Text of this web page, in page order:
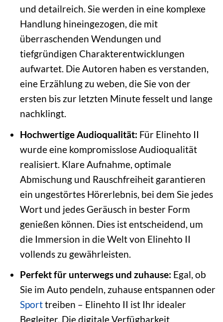
und detailreich. Sie werden in eine komplexe
Handlung hineingezogen, die mit
überraschenden Wendungen und
tiefgründigen Charakterentwicklungen
aufwartet. Die Autoren haben es verstanden,
eine Erzählung zu weben, die Sie von der
ersten bis zur letzten Minute fesselt und lange
nachklingt.
Hochwertige Audioqualität: Für Elinehto II
wurde eine kompromisslose Audioqualität
realisiert. Klare Aufnahme, optimale
Abmischung und Rauschfreiheit garantieren
ein ungestörtes Hörerlebnis, bei dem Sie jedes
Wort und jedes Geräusch in bester Form
genießen können. Dies ist entscheidend, um
die Immersion in die Welt von Elinehto II
vollends zu gewährleisten.
Perfekt für unterwegs und zuhause: Egal, ob
Sie im Auto pendeln, zuhause entspannen oder
Sporttreiben – Elinehto II ist Ihr idealer
Begleiter. Die digitale Verfügbarkeit